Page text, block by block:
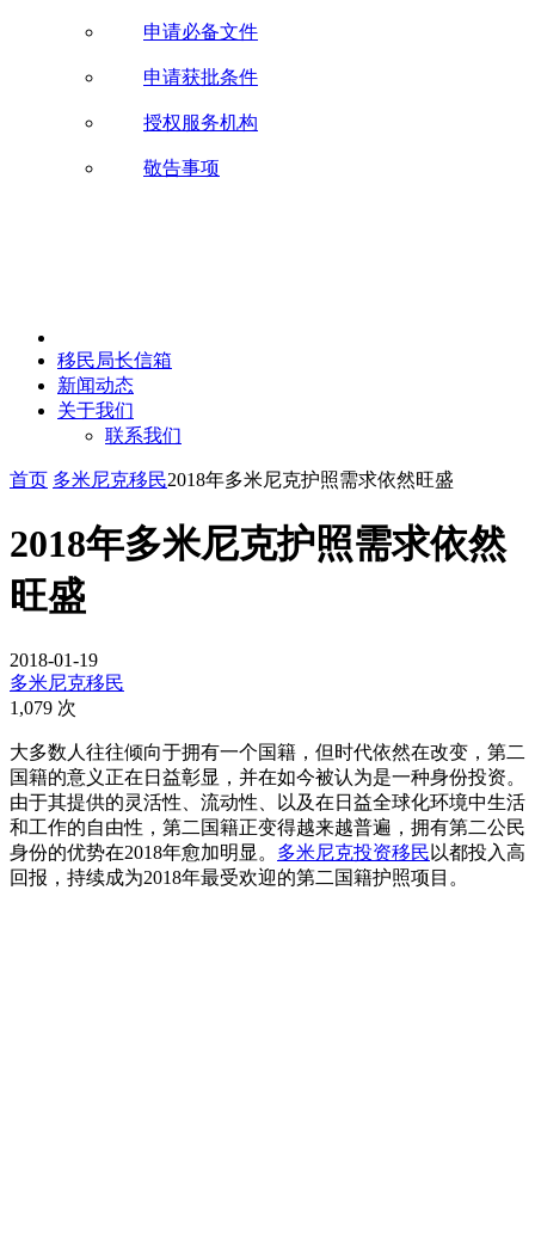
申请必备文件
申请获批条件
授权服务机构
敬告事项
移民局长信箱
新闻动态
关于我们
联系我们
首页 多米尼克移民2018年多米尼克护照需求依然旺盛
2018年多米尼克护照需求依然
旺盛
2018-01-19
多米尼克移民
1,079 次
大多数人往往倾向于拥有一个国籍，但时代依然在改变，第二
国籍的意义正在日益彰显，并在如今被认为是一种身份投资。
由于其提供的灵活性、流动性、以及在日益全球化环境中生活
和工作的自由性，第二国籍正变得越来越普遍，拥有第二公民
身份的优势在2018年愈加明显。 多米尼克投资移民 以都投入高
回报，持续成为2018年最受欢迎的第二国籍护照项目。